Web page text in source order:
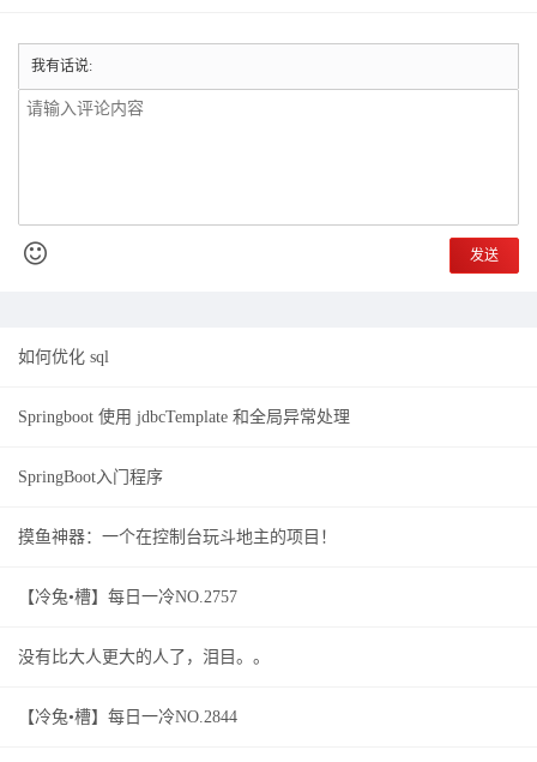
我有话说:
发送
如何优化 sql
Springboot 使用 jdbcTemplate 和全局异常处理
SpringBoot入门程序
摸鱼神器：一个在控制台玩斗地主的项目！
【冷兔•槽】每日一冷NO.2757
没有比大人更大的人了，泪目。。
【冷兔•槽】每日一冷NO.2844